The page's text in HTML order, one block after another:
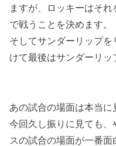
ますが、ロッキーはそ
で戦うことを決めます。
そしてサンダーリップ
けて最後はサンダーリッ
あの試合の場面は本当に
今回久し振りに見ても
スの試合の場面が一番面